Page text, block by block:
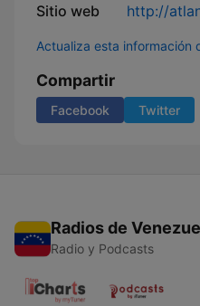
Sitio web http://
Actualiza esta información
Compartir
Facebook Twitter
Radios de
Radio y Podcasts